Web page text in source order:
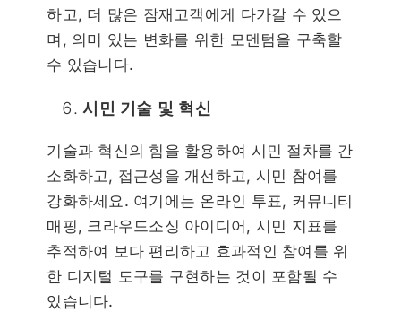
하고, 더 많은 잠재고객에게 다가갈 수 있으
며, 의미 있는 변화를 위한 모멘텀을 구축할
수 있습니다.
시민 기술 및 혁신
기술과 혁신의 힘을 활용하여 시민 절차를 간
소화하고, 접근성을 개선하고, 시민 참여를
강화하세요. 여기에는 온라인 투표, 커뮤니티
매핑, 크라우드소싱 아이디어, 시민 지표를
추적하여 보다 편리하고 효과적인 참여를 위
한 디지털 도구를 구현하는 것이 포함될 수
있습니다.